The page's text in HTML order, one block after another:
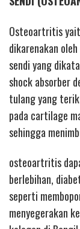
Osteoartritis
dikarenakan
sendi yang
shock absorber
tulang yang
pada cartilage
sehingga
osteoartritis
berlebihan,
seperti
menyegerakan